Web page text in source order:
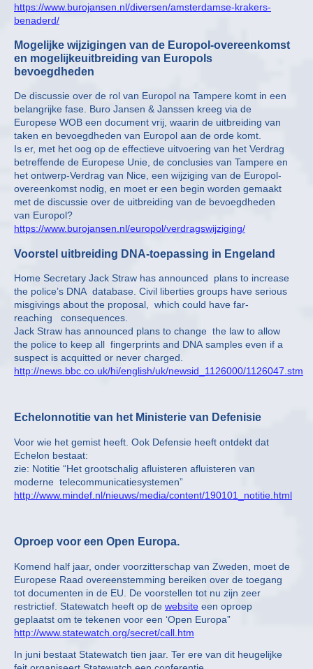
https://www.burojansen.nl/diversen/amsterdamse-krakers-
benaderd/
Mogelijke wijzigingen van de Europol-overeenkomst
en mogelijkeuitbreiding van Europols
bevoegdheden
De discussie over de rol van Europol na Tampere komt in een
belangrijke fase. Buro Jansen & Janssen kreeg via de
Europese WOB een document vrij, waarin de uitbreiding van
taken en bevoegdheden van Europol aan de orde komt.
Is er, met het oog op de effectieve uitvoering van het Verdrag
betreffende de Europese Unie, de conclusies van Tampere en
het ontwerp-Verdrag van Nice, een wijziging van de Europol-
overeenkomst nodig, en moet er een begin worden gemaakt
met de discussie over de uitbreiding van de bevoegdheden
van Europol?
https://www.burojansen.nl/europol/verdragswijziging/
Voorstel uitbreiding DNA-toepassing in Engeland
Home Secretary Jack Straw has announced plans to increase
the police’s DNA database. Civil liberties groups have serious
misgivings about the proposal, which could have far-
reaching consequences.
Jack Straw has announced plans to change the law to allow
the police to keep all fingerprints and DNA samples even if a
suspect is acquitted or never charged.
http://news.bbc.co.uk/hi/english/uk/newsid_1126000/1126047.stm
Echelonnotitie van het Ministerie van Defenisie
Voor wie het gemist heeft. Ook Defensie heeft ontdekt dat
Echelon bestaat:
zie: Notitie “Het grootschalig afluisteren afluisteren van
moderne telecommunicatiesystemen”
http://www.mindef.nl/nieuws/media/content/190101_notitie.html
Oproep voor een Open Europa.
Komend half jaar, onder voorzitterschap van Zweden, moet de
Europese Raad overeenstemming bereiken over de toegang
tot documenten in de EU. De voorstellen tot nu zijn zeer
restrictief. Statewatch heeft op de website een oproep
geplaatst om te tekenen voor een ‘Open Europa”
http://www.statewatch.org/secret/call.htm
In juni bestaat Statewatch tien jaar. Ter ere van dit heugelijke